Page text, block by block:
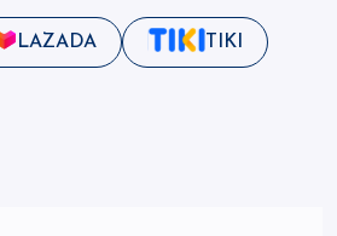
LAZADA TIKI